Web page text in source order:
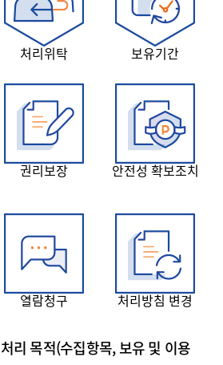
처리위탁 보유기간
권리보장 안전성 확보조치
열람청구 처리방침 변경
리 목적(수집항목, 보유 및 이용